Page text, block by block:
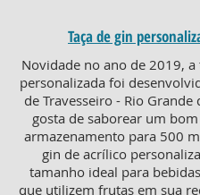
Taça de gin
Novidade no ano de 2019, a
personalizada foi
de Travesseiro - Rio Grande
gosta de saborear um
armazenamento para 500
gin de acrílico
tamanho ideal para
que utilizem frutas em sua